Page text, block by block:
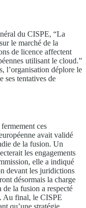
du CISPE, “La
le marché de la
de licence affectent
utilisant le cloud.”
l’organisation déplore le
ses tentatives de
ces
avait validé
de la fusion. Un
les engagements
elle a indiqué
devant les juridictions
désormais la charge
la fusion a respecté
Au final, le CISPE